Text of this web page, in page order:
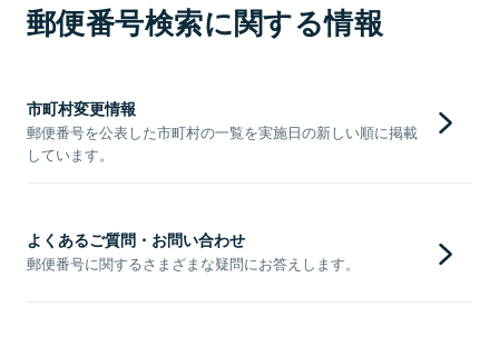
郵便番号検索に関する情報
市町村変更情報
郵便番号を公表した市町村の一覧を実施日の新しい順に掲載
しています。
よくあるご質問・お問い合わせ
郵便番号に関するさまざまな疑問にお答えします。